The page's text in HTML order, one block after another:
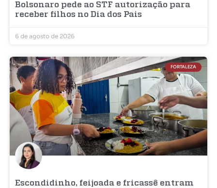
Bolsonaro pede ao STF autorização para
receber filhos no Dia dos Pais
6 de agosto de 2026
FORTALEZA
Escondidinho, feijoada e fricassê entram